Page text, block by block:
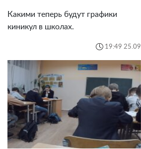
Какими теперь будут графики
киникул в школах.
19:49 25.09